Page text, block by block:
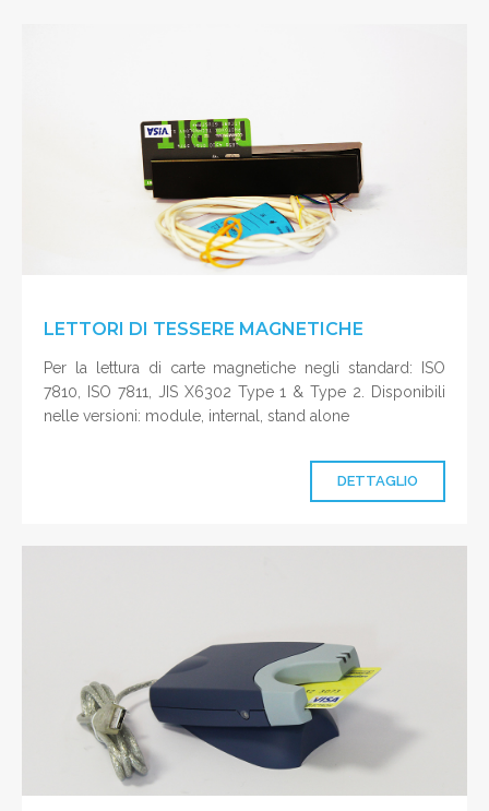
LETTORI DI TESSERE MAGNETICHE
Per la lettura di carte magnetiche negli standard: ISO
7810, ISO 7811, JIS X6302 Type 1 & Type 2. Disponibili
nelle versioni: module, internal, stand alone
DETTAGLIO